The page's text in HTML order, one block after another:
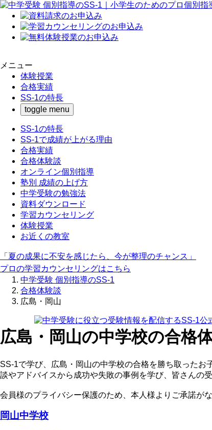
メニュー
体験授業
合格実績
SS-1の特長
toggle menu
SS-1の特長
SS-1で成績が上がる理由
合格実績
合格体験談
オンライン個別指導
塾別 成績の上げ方
中学受験の勉強法
資料ダウンロード
学習カウンセリング
体験授業
お近くの教室
「夏の成果に不安を感じたら、今が整理のチャンス」
プロの学習カウンセリングはこちら
中学受験 個別指導のSS-1
合格体験談
広島・岡山
広島・岡山の中学校の合格
SS-1で学び、広島・岡山の中学校の合格を勝ち取った
談やアドバイスから成功や失敗の事例を学び、皆さんの
会員様のプライバシー保護のため、本人様よりご承諾が
岡山中学校